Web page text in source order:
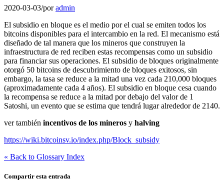
2020-03-03/poradmin
El subsidio en bloque es el medio por el cual se emiten todos los
bitcoins disponibles para el intercambio en la red. El mecanismo está
diseñado de tal manera que los mineros que construyen la
infraestructura de red reciben estas recompensas como un subsidio
para financiar sus operaciones. El subsidio de bloques originalmente
otorgó 50 bitcoins de descubrimiento de bloques exitosos, sin
embargo, la tasa se reduce a la mitad una vez cada 210,000 bloques
(aproximadamente cada 4 años). El subsidio en bloque cesa cuando
la recompensa se reduce a la mitad por debajo del valor de 1
Satoshi, un evento que se estima que tendrá lugar alrededor de 2140.
ver también incentivos de los mineros y halving
https://wiki.bitcoinsv.io/index.php/Block_subsidy
« Back to Glossary Index
Compartir esta entrada